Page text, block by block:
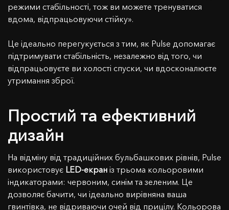
режими стабільності, тож ви можете тренуватися
вдома, відпрацьовуючи стійку».
Це ідеально перегукується з тим, як Pulse допомагає
підтримувати стабільність, незалежно від того, чи
відпрацьовуєте ви холості спуски, чи вдосконалюєте
утримання зброї.
Простий та ефективний
дизайн
На відміну від традиційних бульбашкових рівнів, Pulse
використовує LED-екран із трьома кольоровими
індикаторами: червоним, синім та зеленим. Це
дозволяє бачити, чи ідеально вирівняна ваша
гвинтівка, не відриваючи очей від прицілу. Кольорова